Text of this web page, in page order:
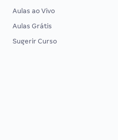
Aulas ao Vivo
Aulas Grátis
Sugerir Curso